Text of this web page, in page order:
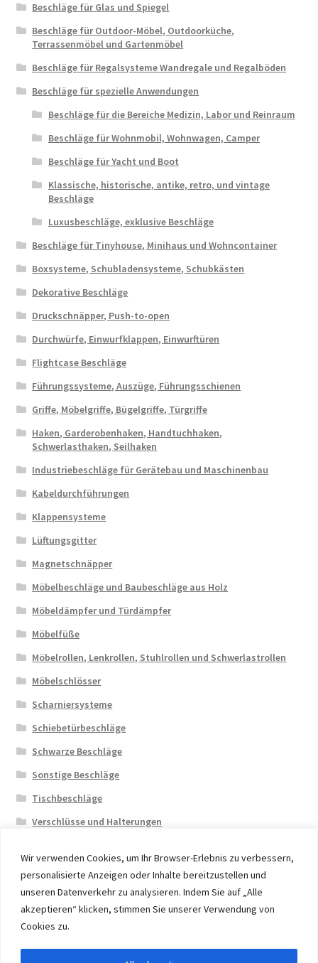
Wir verwenden Cookies, um Ihr Browser-Erlebnis zu verbessern,
personalisierte Anzeigen oder Inhalte bereitzustellen und
unseren Datenverkehr zu analysieren. Indem Sie auf „Alle
akzeptieren“ klicken, stimmen Sie unserer Verwendung von
Cookies zu.
Beschläge für Glas und Spiegel
Beschläge für Outdoor-Möbel, Outdoorküche,
Terrassenmöbel und Gartenmöbel
Beschläge für Regalsysteme Wandregale und Regalböden
Beschläge für spezielle Anwendungen
Beschläge für die Bereiche Medizin, Labor und Reinraum
Beschläge für Wohnmobil, Wohnwagen, Camper
Beschläge für Yacht und Boot
Klassische, historische, antike, retro, und vintage
Beschläge
Luxusbeschläge, exklusive Beschläge
Beschläge für Tinyhouse, Minihaus und Wohncontainer
Boxsysteme, Schubladensysteme, Schubkästen
Dekorative Beschläge
Druckschnäpper, Push-to-open
Durchwürfe, Einwurfklappen, Einwurftüren
Flightcase Beschläge
Führungssysteme, Auszüge, Führungsschienen
Griffe, Möbelgriffe, Bügelgriffe, Türgriffe
Haken, Garderobenhaken, Handtuchhaken,
Schwerlasthaken, Seilhaken
Industriebeschläge für Gerätebau und Maschinenbau
Kabeldurchführungen
Klappensysteme
Lüftungsgitter
Magnetschnäpper
Möbelbeschläge und Baubeschläge aus Holz
Möbeldämpfer und Türdämpfer
Möbelfüße
Möbelrollen, Lenkrollen, Stuhlrollen und Schwerlastrollen
Möbelschlösser
Scharniersysteme
Schiebetürbeschläge
Schwarze Beschläge
Sonstige Beschläge
Tischbeschläge
Verschlüsse und Halterungen
© 2026 Eruon Trade UG, Germany, member of the ERUON